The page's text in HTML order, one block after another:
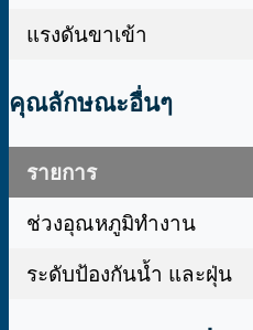
แรงดันขาเข้า
คุณลักษณะอื่นๆ
รายการ
ช่วงอุณหภูมิทำงาน
ระดับป้องกันน้ำ และฝุ่น